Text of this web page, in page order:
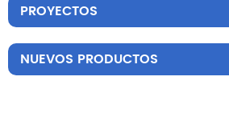
PROYECTOS
NUEVOS PRODUCTOS